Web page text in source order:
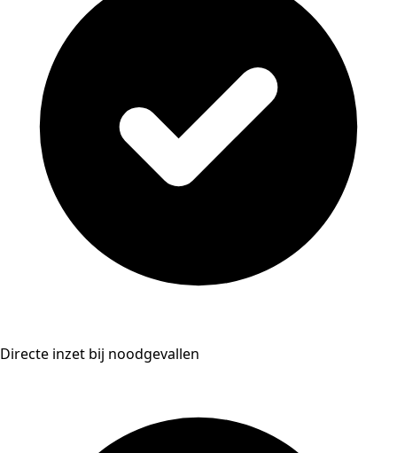
Directe inzet bij noodgevallen